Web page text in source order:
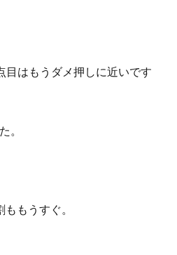
目はもうダメ押しに近いです
。
もうすぐ。